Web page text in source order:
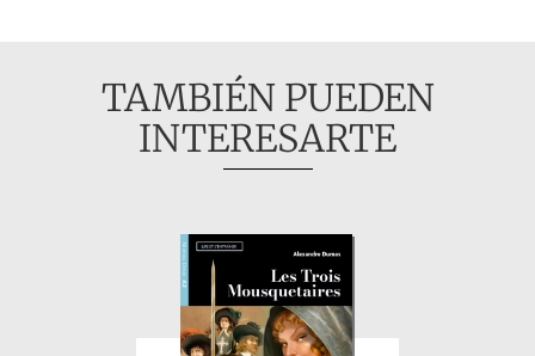
Novelas ejemplares
TAMBIÉN PUEDEN
INTERESARTE